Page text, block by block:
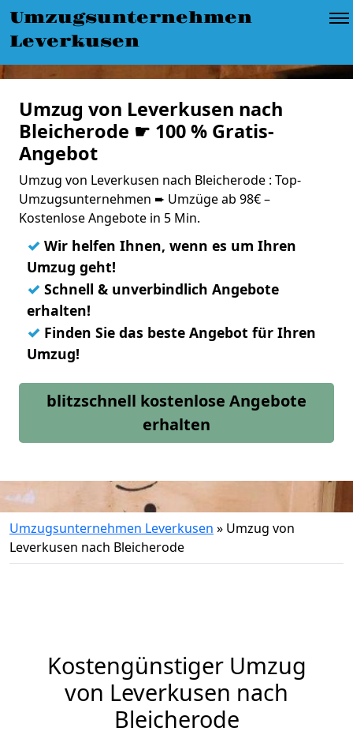
Umzugsunternehmen
Leverkusen
Umzug von Leverkusen nach
Bleicherode ☛ 100 % Gratis-
Angebot
Umzug von Leverkusen nach Bleicherode : Top-
Umzugsunternehmen ➨ Umzüge ab 98€ –
Kostenlose Angebote in 5 Min.
✓ Wir helfen Ihnen, wenn es um Ihren
Umzug geht!
✓ Schnell & unverbindlich Angebote
erhalten!
✓ Finden Sie das beste Angebot für Ihren
Umzug!
blitzschnell kostenlose Angebote
erhalten
Umzugsunternehmen Leverkusen » Umzug von
Leverkusen nach Bleicherode
Kostengünstiger Umzug
von Leverkusen nach
Bleicherode